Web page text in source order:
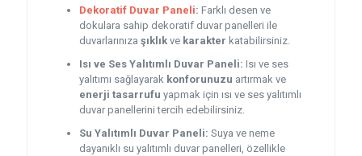
Dekoratif Duvar Paneli: Farklı desen ve
dokulara sahip dekoratif duvar panelleri ile
duvarlarınıza şıklıkve karakter katabilirsiniz.
Isı ve Ses Yalıtımlı Duvar Paneli: Isı ve ses
yalıtımı sağlayarak konforunuzu artırmak ve
enerji tasarrufu yapmak için ısı ve ses yalıtımlı
duvar panellerini tercih edebilirsiniz.
Su Yalıtımlı Duvar Paneli: Suya ve neme
dayanıklı su yalıtımlı duvar panelleri, özellikle